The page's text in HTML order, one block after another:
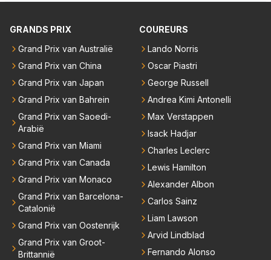
alig RB-lid op de leeftijd van 23 jaar? Hij doet dingen
oon. Ieder jaar is er in Hongarije een uitje voor zijn t
eam. Op 28-jarige leeftijd is hij al eigenaar van een su
ccesvol raceteam. Hij is niet alleen speciaal in de aut
o maar ook daarbuiten.
GRANDS PRIX
Grand Prix van Australië
Grand Prix van China
Grand Prix van Japan
Grand Prix van Bahrein
Grand Prix van Saoedi-
Arabië
Grand Prix van Miami
Grand Prix van Canada
Grand Prix van Monaco
Grand Prix van Barcelona-
Catalonië
Grand Prix van Oostenrijk
Grand Prix van Groot-
Brittannië
COUREURS
Lando Norris
Oscar Piastri
George Russell
Andrea Kimi Antonelli
Max Verstappen
Isack Hadjar
Charles Leclerc
Lewis Hamilton
Alexander Albon
Carlos Sainz
Liam Lawson
Arvid Lindblad
Fernando Alonso